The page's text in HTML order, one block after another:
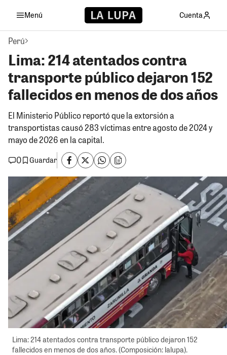
Menú Cuenta
Perú
Lima: 214 atentados contra
transporte público dejaron 152
fallecidos en menos de dos años
El Ministerio Público reportó que la extorsión a
transportistas causó 283 víctimas entre agosto de 2024 y
mayo de 2026 en la capital.
0
Guardar
Lima: 214 atentados contra transporte público dejaron 152
fallecidos en menos de dos años. (Composición: lalupa).